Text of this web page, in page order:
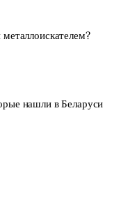
нашли в Беларуси